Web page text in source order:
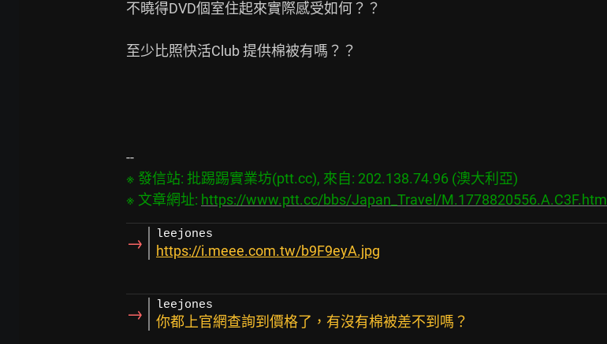
不曉得DVD個室住起來實際感受如何？？
至少比照快活Club 提供棉被有嗎？？
※ 發信站: 批踢踢實業坊(ptt.cc), 來自: 202.138.74.96 (澳大利亞)
※ 文章網址: https://www.ptt.cc/bbs/Japan_Travel/M.1778820556.A.C3F.html
→ leejones
https://i.meee.com.tw/b9F9eyA.jpg
→ leejones
你都上官網查詢到價格了，有沒有棉被差不到嗎？